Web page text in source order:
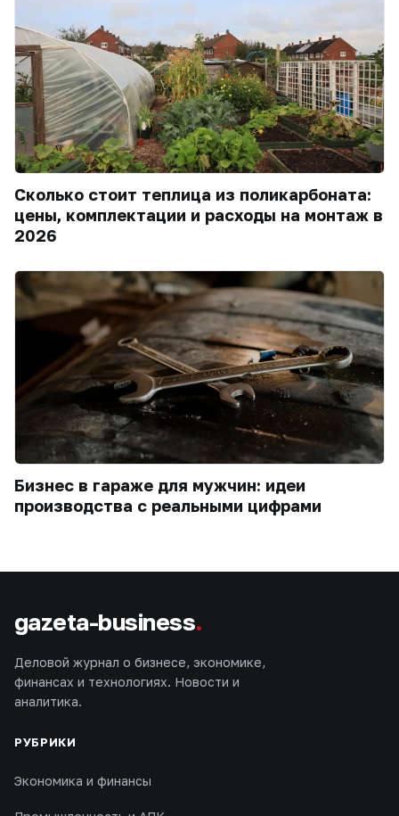
Сколько стоит теплица из поликарбоната:
цены, комплектации и расходы на монтаж в
2026
Бизнес в гараже для мужчин: идеи
производства с реальными цифрами
gazeta-business.
Деловой журнал о бизнесе, экономике,
финансах и технологиях. Новости и
аналитика.
РУБРИКИ
Экономика и финансы